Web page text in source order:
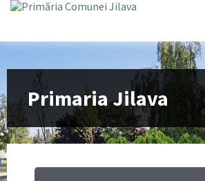
Primaria Jilava